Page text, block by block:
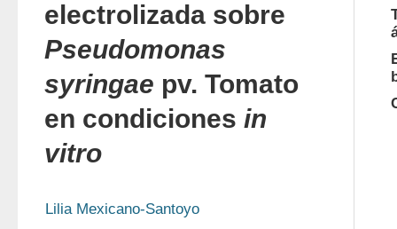
electrolizada sobre
Pseudomonas
syringae pv. Tomato
en condiciones in
vitro
Lilia Mexicano-Santoyo